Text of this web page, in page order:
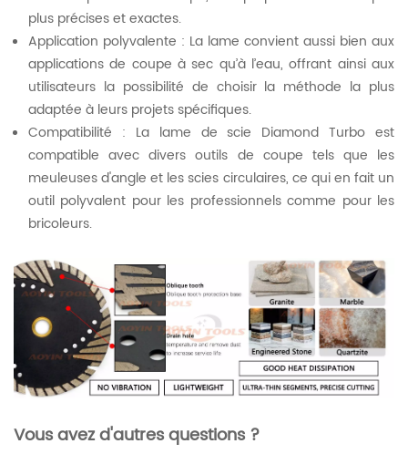
plus précises et exactes.
Application polyvalente : La lame convient aussi bien aux
applications de coupe à sec qu’à l’eau, offrant ainsi aux
utilisateurs la possibilité de choisir la méthode la plus
adaptée à leurs projets spécifiques.
Compatibilité : La lame de scie Diamond Turbo est
compatible avec divers outils de coupe tels que les
meuleuses d'angle et les scies circulaires, ce qui en fait un
outil polyvalent pour les professionnels comme pour les
bricoleurs.
Vous avez d'autres questions ?